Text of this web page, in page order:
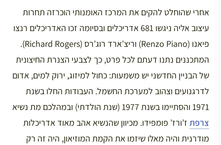
אחרי שהוחלט להקים את המרכז האומנותי הוכרזה תחרות
עיצוב אליה ניגשו 681 אדריכלים ובסיומה זכו האדריכלים רנצו
פיאנו (Renzo Piano) וריצ’ארד רוג’רס (Richard Rogers).
המתכננים נתנו דעתם לכל פרט, כך לצבעי הצנרת החיצונית
של הבניין החדשני יש משמעות: כחול למיזוג, ירוק למים, אדום
לדרגנועים וצהוב למערכת החשמל. העבודות החלו בשנת
1971 והסתיימו בשנת 1977 (שנת הולדתי) ובמהלכם מת נשיא
צרפת ז’ורז’ פומפידו. מכיוון שהנשיא אהב מאוד אדריכלות
מודרנית והיה מאלו שיזמו את הקמת המוזיאון, היה זה רק